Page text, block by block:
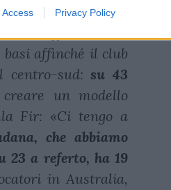
Access Privacy Policy
cambiato
staff tecnico di
affinché il club
centro-sud:su 43
un modello
Fir: «Ci tengo a
che abbiamo
23 a referto, ha 19
in Australia,